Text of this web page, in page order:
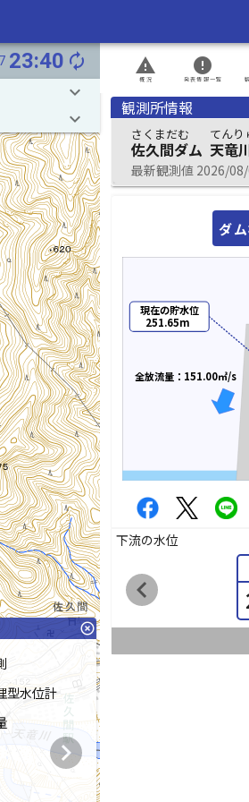
23:40 autorenew
keyboard_arrow_down
keyboard_arrow_down
highlight_off
型水位計
chevron_right
概況
report_problem
発表情報一覧
error
観測所情報
さくまだむ
佐久間ダム
てんり
天竜
最新観測値 2026/
ダ
現在の貯水位
251.65m
全放流量：151.00㎥/s
下流の水位
chevron_left